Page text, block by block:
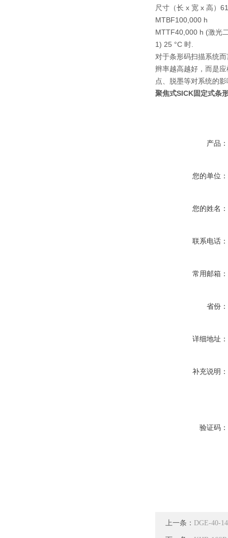
尺寸（长 x 宽 x 高）
MTBF100,000 h
MTTF40,000 h (激光
1) 25 °C 时.
对于条形码扫描系统
辫率越高越好，而是
点、脱墨等对系统的
聚焦式SICK固定式条
产品：
您的单位：
您的姓名：
联系电话：
常用邮箱：
省份：
详细地址：
补充说明：
验证码：
上一条： DGE-40-